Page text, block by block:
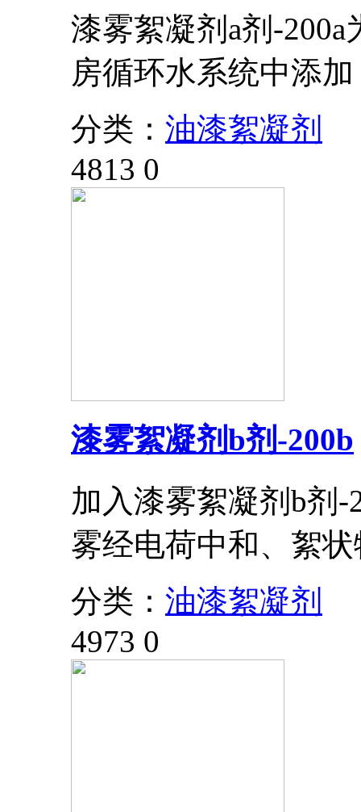
漆雾絮凝剂a剂-
房循环水系统中添
分类： 油漆絮凝剂
4813 0
漆雾絮凝剂b剂-200b
加入漆雾絮凝剂b剂
雾经电荷中和、絮
分类： 油漆絮凝剂
4973 0